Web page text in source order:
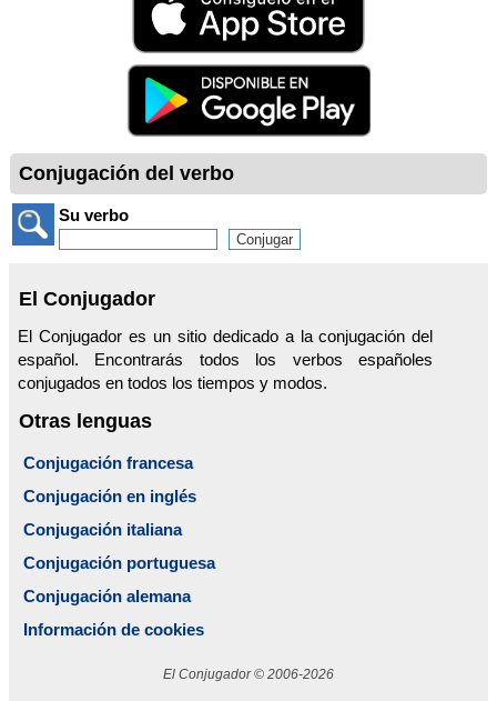
Conjugación del verbo
Su verbo
El Conjugador
El Conjugador es un sitio dedicado a la conjugación del
español. Encontrarás todos los verbos españoles
conjugados en todos los tiempos y modos.
Otras lenguas
Conjugación francesa
Conjugación en inglés
Conjugación italiana
Conjugación portuguesa
Conjugación alemana
Información de cookies
El Conjugador © 2006-2026